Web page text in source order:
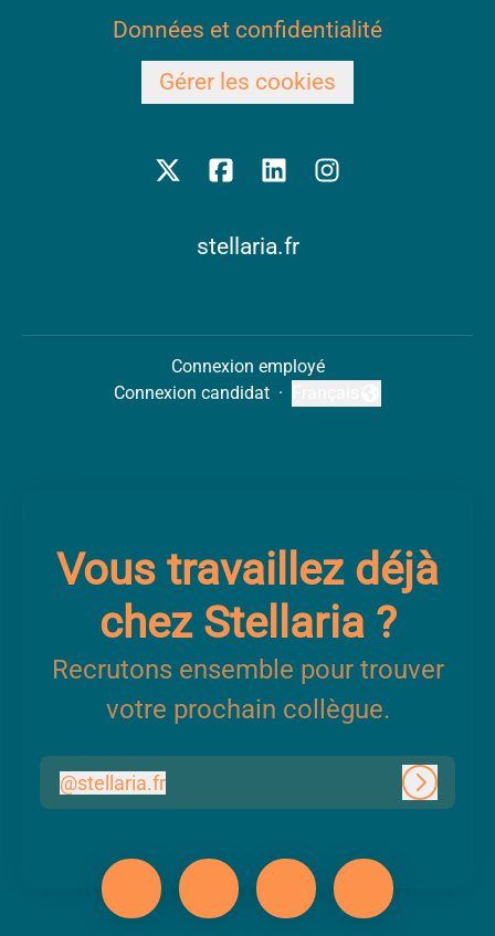
Données et confidentialité
Gérer les cookies
stellaria.fr
Connexion employé
Connexion candidat ·
Changer la langue
Vous travaillez déjà
chez Stellaria ?
Recrutons ensemble pour trouver
votre prochain collègue.
stellaria.fr
@stellaria.fr